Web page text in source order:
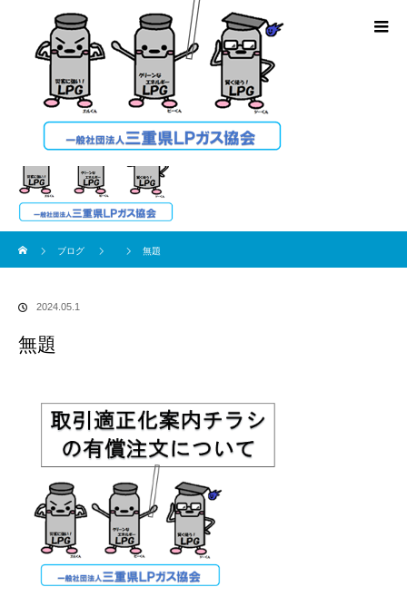
ブログ
ブログ
無題
2024.05.1
無題